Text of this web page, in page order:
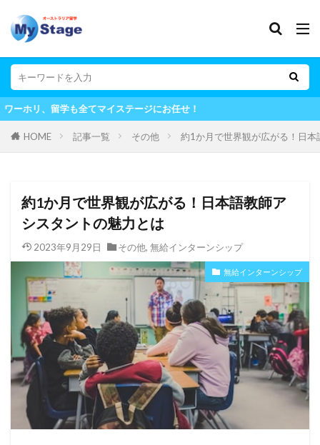
にお任せ！
HOME 記事一覧 その他 約1か月で世界観が広がる！日
約1か月で世界観が広がる！日本語教師ア
シスタントの魅力とは
2023年9月29日 その他, 無給インターンシップ
無給インターンシップ